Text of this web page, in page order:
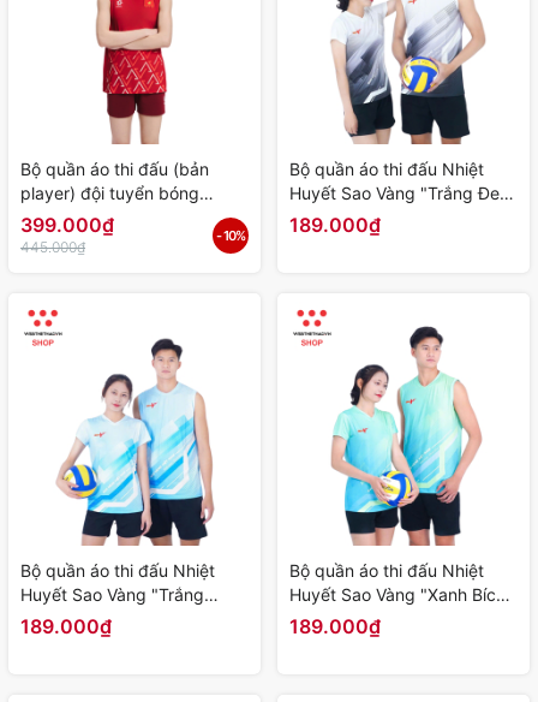
Bộ quần áo thi đấu (bản
player) đội tuyển bóng
chuyền Nữ Việt Nam "Đỏ"
WJ-E4107-01 - Hàng Chính
399.000₫
445.000₫
- 10%
Bộ quần áo thi đấu Nhiệt
Huyết Sao Vàng "Trắng Đen"
SV-NH-05 - Hàng Chính
189.000₫
Bộ quần áo thi đấu Nhiệt
Huyết Sao Vàng "Trắng
Xanh" SV-NH-04 - Hàng
Chính Hãng
189.000₫
Bộ quần áo thi đấu Nhiệt
Huyết Sao Vàng "Xanh Bích"
SV-NH-03 - Hàng Chính
189.000₫